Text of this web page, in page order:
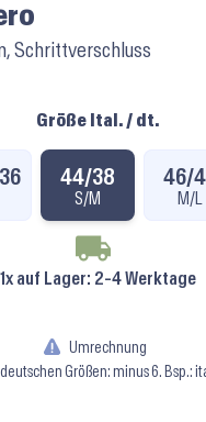
Schrittverschluss
Größe Ital. / dt.
44/38
S/M
46/
M/L
1x auf Lager: 2-4 Werktage
Umrechnung
Größen: minus 6. Bsp.: